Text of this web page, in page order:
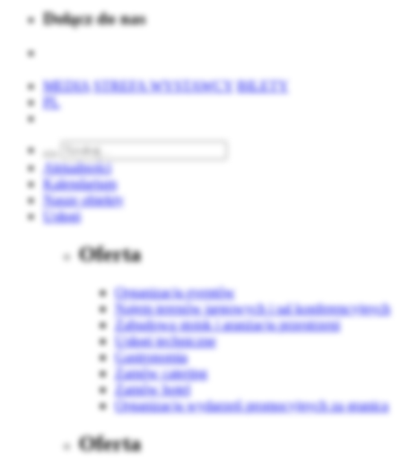
Dołącz do nas
MEDIA STREFA WYSTAWCY BILETY
PL
Aktualności
Kalendarium
Nasze obiekty
Usługi
Oferta
Organizacja eventów
Najem terenów targowych i sal konferencyjnych
Zabudowa stoisk i aranżacja przestrzeni
Usługi techniczne
Gastronomia
Zamów catering
Zamów hotel
Organizacja wydarzeń promocyjnych za granicą
Oferta